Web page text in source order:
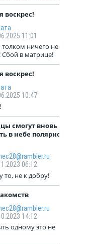
воскрес!
11:01
ничего не
в матрице!
воскрес!
10:47
смогут вновь
в небе полярное
06:12
то, не к добру!
14:12
одному это не